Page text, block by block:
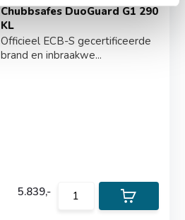
Chubbsafes DuoGuard G1 290
KL
Officieel ECB-S gecertificeerde
brand en inbraakwe...
5.839,-